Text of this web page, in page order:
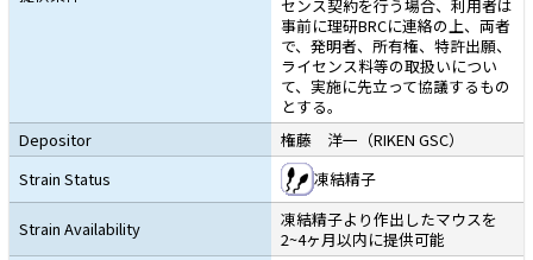
センス契約を行う場合、利用者は
事前に理研BRCに連絡の上、両者
で、発明者、所有権、特許出願、
ライセンス料等の取扱いについ
て、実施に先立って協議するもの
とする。
Depositor
権藤 洋一（RIKEN GSC）
Strain Status
凍結精子
Strain Availability
凍結精子より作出したマウスを
2~4ヶ月以内に提供可能